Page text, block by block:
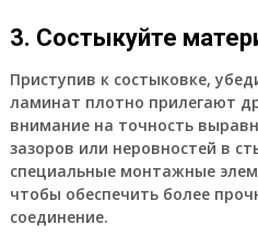
3. Состыкуйте
Приступив к состыковке,
ламинат плотно прилегают
внимание на точность
зазоров или неровностей в
специальные монтажные
чтобы обеспечить более
соединение.